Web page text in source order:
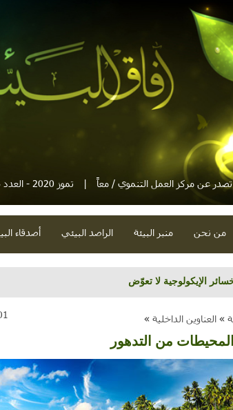
تصدر عن مركز العمل التنموي / معاً | تموز 2020 - العدد 126 (2020-07-01)
من نحن منبر البيئة الراصد البيئي أصدقاء
الإيكولوجية لا تعوّض
» العناوين الداخلية »
01
المحيطات من التدهور